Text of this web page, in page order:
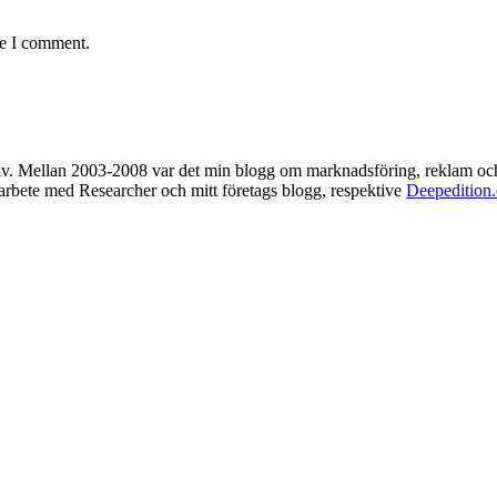
I comment.
Mellan 2003-2008 var det min blogg om marknadsföring, reklam
med Researcher och mitt företags blogg, respektive